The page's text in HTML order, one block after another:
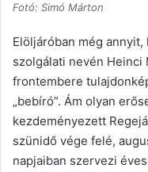
Fotó: Simó Márton
Elöljáróban még
szolgálati nevén Heinci
frontembere
„bebíró”. Ám olyan
kezdeményezett
szünidő vége felé,
napjaiban szervezi